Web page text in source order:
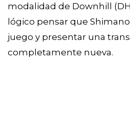
modalidad de Downhill
lógico pensar que
juego y presentar una
completamente nueva.